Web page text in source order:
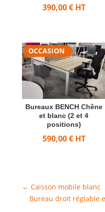
390,00€ HT
OCCASION
Bureaux BENCH Chêne
et blanc (2 et 4
positions)
590,00€ HT
← Caisson mobile blanc
Bureau droit réglable